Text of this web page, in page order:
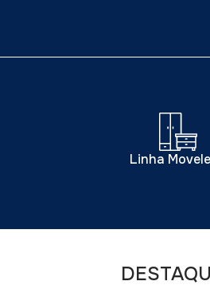
Linha